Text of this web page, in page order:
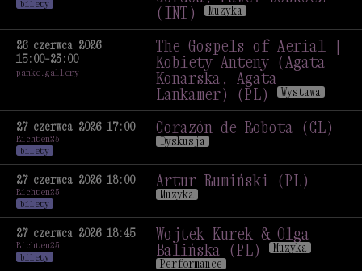
bilety
(INT) Muzyka
Matthias Müller, Emilio
Gordoa, Paweł Doskocz
(INT) Muzyka
26 czerwca 2026
15:00–23:00
panke.gallery
The Gospels of Aerial |
Kobiety Anteny (Agata
Konarska, Agata
Lankamer) (PL) Wystawa
The Gospels of Aerial |
Kobiety Anteny (Agata
Konarska, Agata
27 czerwca 2026 17:00
Richten25
bilety
Corazón de Robota (CL)
Dyskusja
Dyskusja
27 czerwca 2026 18:00
Richten25
bilety
Artur Rumiński (PL)
Muzyka
Artur Rumiński (PL)
Muzyka
27 czerwca 2026 18:45
Richten25
bilety
Wojtek Kurek & Olga
Balińska (PL) Muzyka
Performance